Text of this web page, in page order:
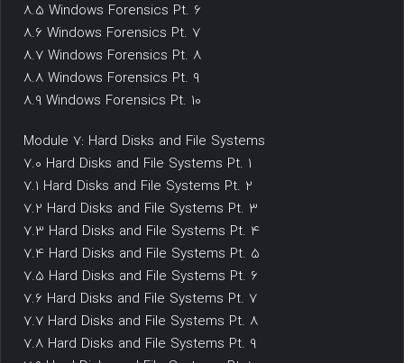
8.5 Windows Forensics Pt. 6
8.6 Windows Forensics Pt. 7
8.7 Windows Forensics Pt. 8
8.8 Windows Forensics Pt. 9
8.9 Windows Forensics Pt. 10
Module 7: Hard Disks and File Systems
7.0 Hard Disks and File Systems Pt. 1
7.1 Hard Disks and File Systems Pt. 2
7.2 Hard Disks and File Systems Pt. 3
7.3 Hard Disks and File Systems Pt. 4
7.4 Hard Disks and File Systems Pt. 5
7.5 Hard Disks and File Systems Pt. 6
7.6 Hard Disks and File Systems Pt. 7
7.7 Hard Disks and File Systems Pt. 8
7.8 Hard Disks and File Systems Pt. 9